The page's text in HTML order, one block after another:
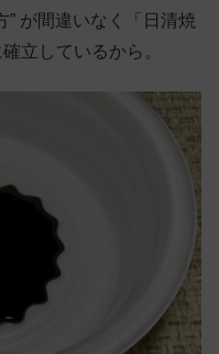
” が間違いなく「日清焼
立しているから。